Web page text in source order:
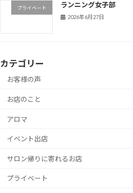
プライベート ランニング女子部
2026年6月27日
カテゴリー
お客様の声
お店のこと
アロマ
イベント出店
サロン帰りに寄れるお店
プライベート